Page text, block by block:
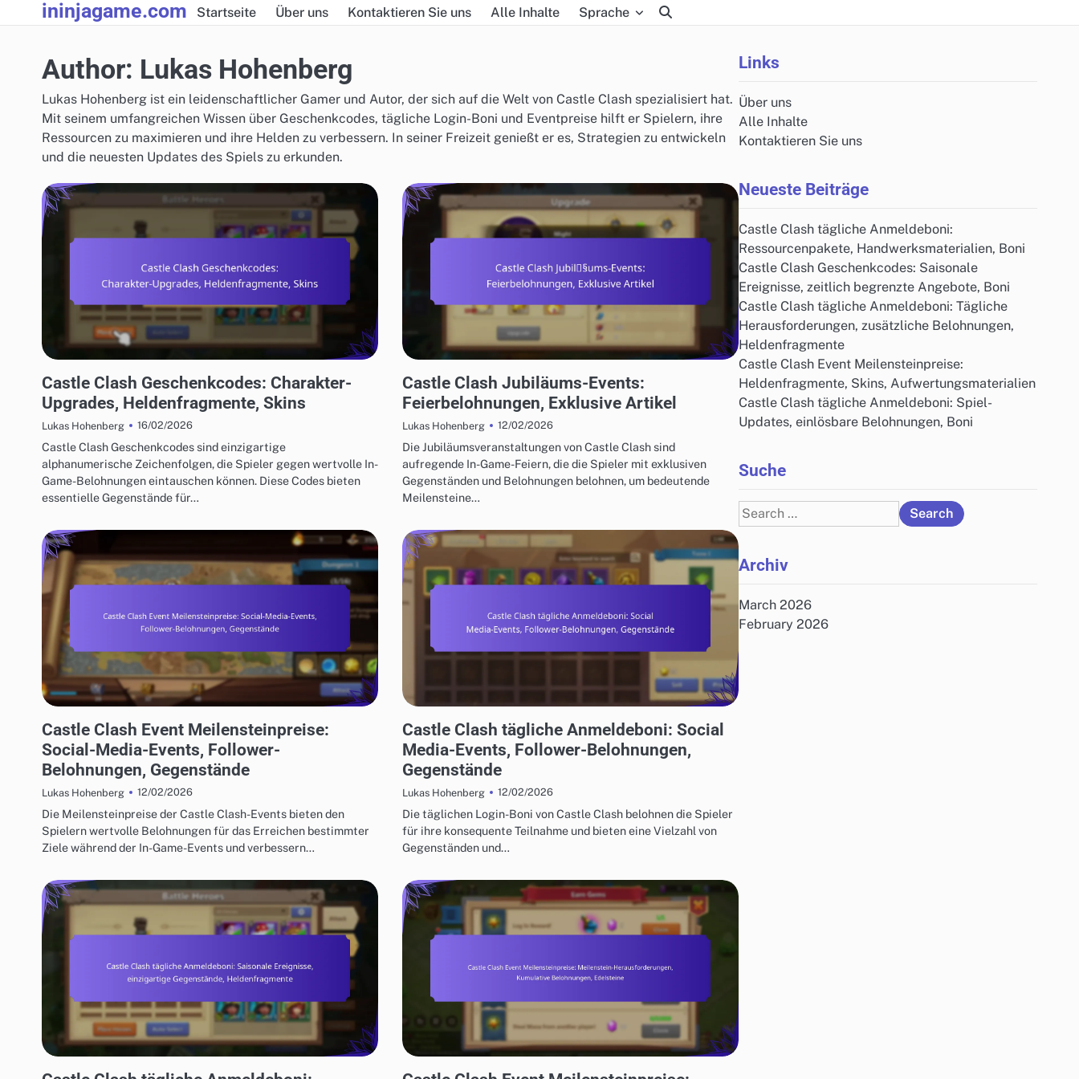
to
ininjagame.com Startseite Über uns Kontaktieren Sie uns Alle Inhalte Sprache
Author: Lukas Hohenberg
Lukas Hohenberg ist ein leidenschaftlicher Gamer und Autor, der sich auf die Welt von Castle Clash spezialisiert hat.
Mit seinem umfangreichen Wissen über Geschenkcodes, tägliche Login-Boni und Eventpreise hilft er Spielern, ihre
Ressourcen zu maximieren und ihre Helden zu verbessern. In seiner Freizeit genießt er es, Strategien zu entwickeln
und die neuesten Updates des Spiels zu erkunden.
Castle Clash Geschenkcodes: Charakter-
Upgrades, Heldenfragmente, Skins
Lukas Hohenberg 16/02/2026
Castle Clash Geschenkcodes sind einzigartige
alphanumerische Zeichenfolgen, die Spieler gegen wertvolle In-
Game-Belohnungen eintauschen können. Diese Codes bieten
essentielle Gegenstände für…
Castle Clash Jubiläums-Events:
Feierbelohnungen, Exklusive Artikel
Lukas Hohenberg 12/02/2026
Die Jubiläumsveranstaltungen von Castle Clash sind
aufregende In-Game-Feiern, die die Spieler mit exklusiven
Gegenständen und Belohnungen belohnen, um bedeutende
Meilensteine…
Castle Clash Event Meilensteinpreise:
Social-Media-Events, Follower-
Belohnungen, Gegenstände
Lukas Hohenberg 12/02/2026
Die Meilensteinpreise der Castle Clash-Events bieten den
Spielern wertvolle Belohnungen für das Erreichen bestimmter
Ziele während der In-Game-Events und verbessern…
Castle Clash tägliche Anmeldeboni: Social
Media-Events, Follower-Belohnungen,
Gegenstände
Lukas Hohenberg 12/02/2026
Die täglichen Login-Boni von Castle Clash belohnen die Spieler
für ihre konsequente Teilnahme und bieten eine Vielzahl von
Gegenständen und…
Links
Über uns
Alle Inhalte
Kontaktieren Sie uns
Neueste Beiträge
Castle Clash tägliche Anmeldeboni:
Ressourcenpakete, Handwerksmaterialien, Boni
Castle Clash Geschenkcodes: Saisonale
Ereignisse, zeitlich begrenzte Angebote, Boni
Castle Clash tägliche Anmeldeboni: Tägliche
Herausforderungen, zusätzliche Belohnungen,
Heldenfragmente
Castle Clash Event Meilensteinpreise:
Heldenfragmente, Skins, Aufwertungsmaterialien
Castle Clash tägliche Anmeldeboni: Spiel-
Updates, einlösbare Belohnungen, Boni
Suche
Search
for:
Archiv
March 2026
February 2026